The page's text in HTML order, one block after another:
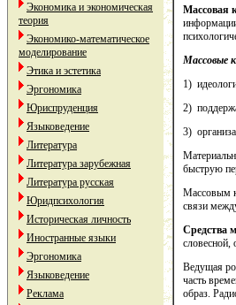
Экономика и экономическая
теория
Экономико-математическое
моделирование
Этика и эстетика
Эргономика
Юриспруденция
Языковедение
Литература
Литература зарубежная
Литература русская
Юридпсихология
Историческая личность
Иностранные языки
Эргономика
Языковедение
Реклама
Массовая
Массовые
1)
2)
3)
быструю
Массовым
связи
Средства
словесной,
Ведущая
часть
образ.